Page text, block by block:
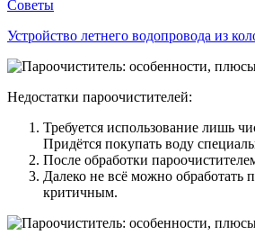
Советы
Устройство летнего водопровода из
Недостатки пароочистителей:
Требуется использование лишь
Придётся покупать воду
После обработки
Далеко не всё можно обработать
критичным.